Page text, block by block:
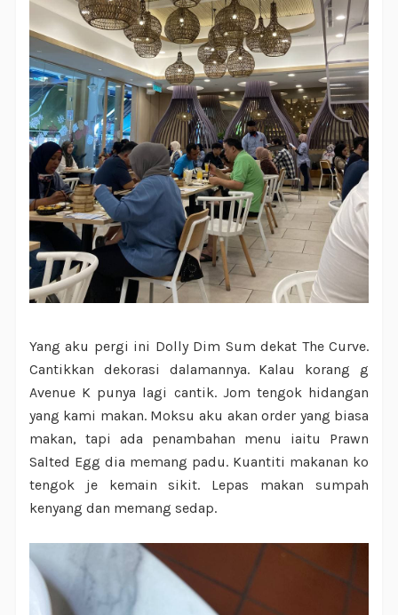
Yang aku pergi ini Dolly Dim Sum dekat The Curve.
Cantikkan dekorasi dalamannya. Kalau korang g
Avenue K punya lagi cantik. Jom tengok hidangan
yang kami makan. Moksu aku akan order yang biasa
makan, tapi ada penambahan menu iaitu Prawn
Salted Egg dia memang padu. Kuantiti makanan ko
tengok je kemain sikit. Lepas makan sumpah
kenyang dan memang sedap.